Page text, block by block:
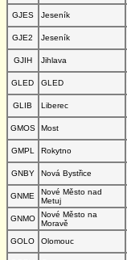
GJES
Jeseník
GJE2
Jeseník
GJIH
Jihlava
GLED
GLED
GLIB
Liberec
GMOS
Most
GMPL
Rokytno
GNBY
Nová Bystřice
GNME
Nové Město nad
Metuj
GNMO
Nové Město na
Moravě
GOLO
Olomouc